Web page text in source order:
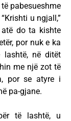
pabesueshme
u ngjall,”
do ta kishte
por nuk e ka
në ditët
me një zot të
por se atyre i
pa-gjane.
të lashtë, u